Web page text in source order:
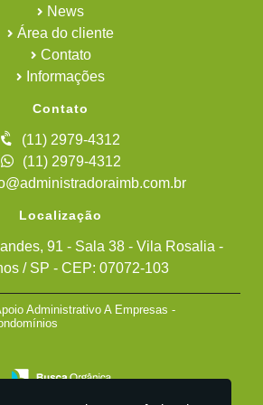
News
Área do cliente
Contato
Informações
Contato
(11) 2979-4312
(11) 2979-4312
Localização
91 - Sala 38 - Vila Rosalia -
/ SP - CEP: 07072-103
Administrativo A Empresas -